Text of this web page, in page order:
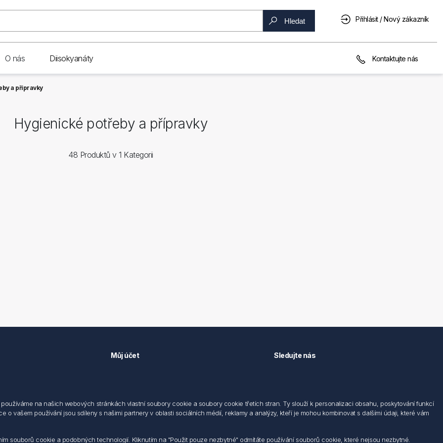
Hledat Přihlásit / Nový zákazník
O nás Diisokyanáty Kontaktujte nás
a přípravky
Hygienické potřeby a přípravky
48 Produktů v 1 Kategorii
elektronických dokumentu
s elektroodpadem
Můj účet Sledujte nás
na našich webových stránkách vlastní soubory cookie a soubory cookie třetích stran. Ty slouží k personalizaci obsahu, poskytování funkcí
vašem používání jsou sdíleny s našimi partnery v oblasti sociálních médií, reklamy a analýzy, kteří je mohou kombinovat s dalšími údaji, které vám
souborů cookie a podobných technologií. Kliknutím na "Použit pouze nezbytné" odmítáte používání souborů cookie, které nejsou nezbytné.